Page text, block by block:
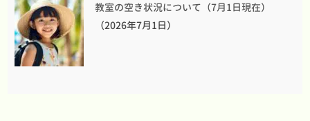
教室の空き状況について（7月1日現在）
（2026年7月1日）